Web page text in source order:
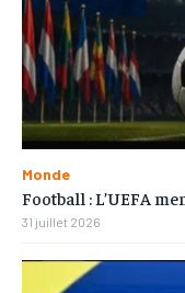
Monde
Football : L’UEFA
31 juillet 2026